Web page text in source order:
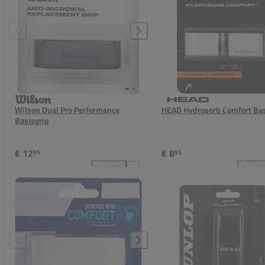
Wilson Dual Pro Performance
Basisgrip
€ 1295
Vergelijk
Wilson Dual Pro Performance Basisgrip toevoegen
HEAD Hydrosorb Comfort
€ 895